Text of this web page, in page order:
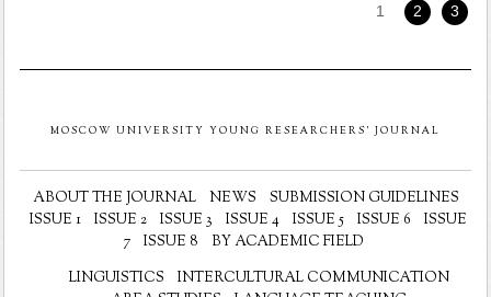
1 2 3
MOSCOW UNIVERSITY YOUNG RESEARCHERS' JOURNAL
ABOUT THE JOURNAL NEWS
SUBMISSION GUIDELINES
ISSUE 1
ISSUE 2 ISSUE 3 ISSUE 4 ISSUE 5 ISSUE 6
ISSUE
7
ISSUE 8
BY ACADEMIC FIELD
LINGUISTICS
INTERCULTURAL COMMUNICATION